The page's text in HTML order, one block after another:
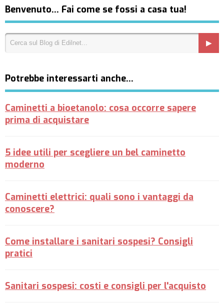
Benvenuto… Fai come se fossi a casa tua!
Potrebbe interessarti anche…
Caminetti a bioetanolo: cosa occorre sapere
prima di acquistare
5 idee utili per scegliere un bel caminetto
moderno
Caminetti elettrici: quali sono i vantaggi da
conoscere?
Come installare i sanitari sospesi? Consigli
pratici
Sanitari sospesi: costi e consigli per l'acquisto